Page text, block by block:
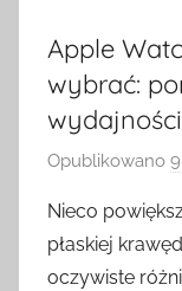
Apple
wybrać:
wydajności
Opublikowano
Nieco
płaskiej
oczywiste